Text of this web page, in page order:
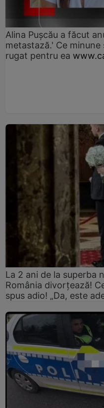
Alina Pușcău a făcut
metastază.' Ce
rugat pentru ea
La 2 ani de la superba
România divorțează!
spus adio! „Da, este